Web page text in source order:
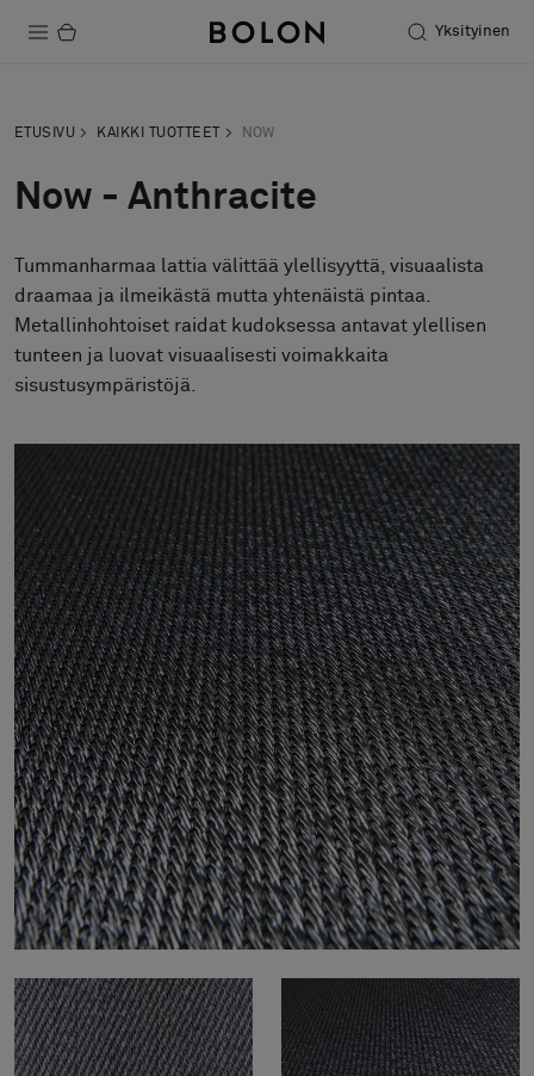
Yksityinen
Kestävä kehitys
Asennus
Puhdistus
FAQ
Tietoa meistä
Yhteystiedot
Pattern Tile Tool
Valitse maa
ETUSIVU KAIKKI TUOTTEET NOW
Now - Anthracite
Tummanharmaa lattia välittää ylellisyyttä, visuaalista
draamaa ja ilmeikästä mutta yhtenäistä pintaa.
Metallinhohtoiset raidat kudoksessa antavat ylellisen
tunteen ja luovat visuaalisesti voimakkaita
sisustusympäristöjä.